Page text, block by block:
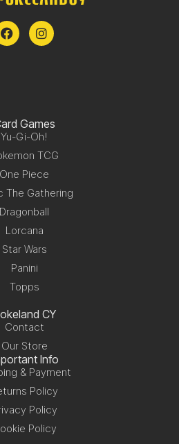
Games
Yu-Gi-Oh!
TCG
One Piece
The Gathering
Dragonball
Lorcana
Star Wars
Panini
Topps
CY
Contact
Our Store
Info
& Payment
Policy
Policy
Policy